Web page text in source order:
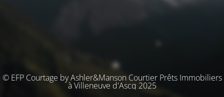
© EFP Courtage by Ashler&Manson Courtier Prêts Immobiliers
à Villeneuve d'Ascq 2025